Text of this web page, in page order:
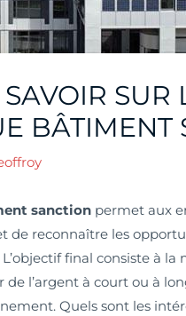
SUR
BÂTIMENT
sanction permet aux
de reconnaître les
final consiste à la
de l’argent à court ou à
Quels sont les